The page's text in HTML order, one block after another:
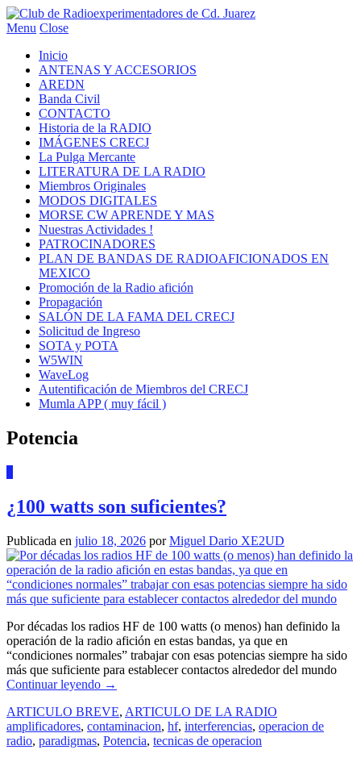
Menu Close
Inicio
ANTENAS Y ACCESORIOS
AREDN
Banda Civil
CONTACTO
Historia de la RADIO
IMÁGENES CRECJ
La Pulga Mercante
LITERATURA DE LA RADIO
Miembros Originales
MODOS DIGITALES
MORSE CW APRENDE Y MAS
Nuestras Actividades !
PATROCINADORES
PLAN DE BANDAS DE RADIOAFICIONADOS EN
MEXICO
Promoción de la Radio afición
Propagación
SALÓN DE LA FAMA DEL CRECJ
Solicitud de Ingreso
SOTA y POTA
W5WIN
WaveLog
Autentificación de Miembros del CRECJ
Mumla APP ( muy fácil )
Potencia
¿100 watts son suficientes?
Publicada en julio 18, 2026 porMiguel Dario XE2UD
Por décadas los radios HF de 100 watts (o menos) han definido la
operación de la radio afición en estas bandas, ya que en
“condiciones normales” trabajar con esas potencias siempre ha sido
más que suficiente para establecer contactos alrededor del mundo
Continuar leyendo →
ARTICULO BREVE, ARTICULO DE LA RADIO
amplificadores, contaminacion, hf, interferencias, operacion de
radio, paradigmas, Potencia, tecnicas de operacion